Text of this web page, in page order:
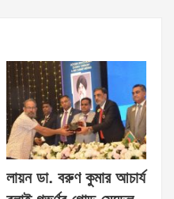
লায়ন ডা. বরুণ কুমার আচার্য